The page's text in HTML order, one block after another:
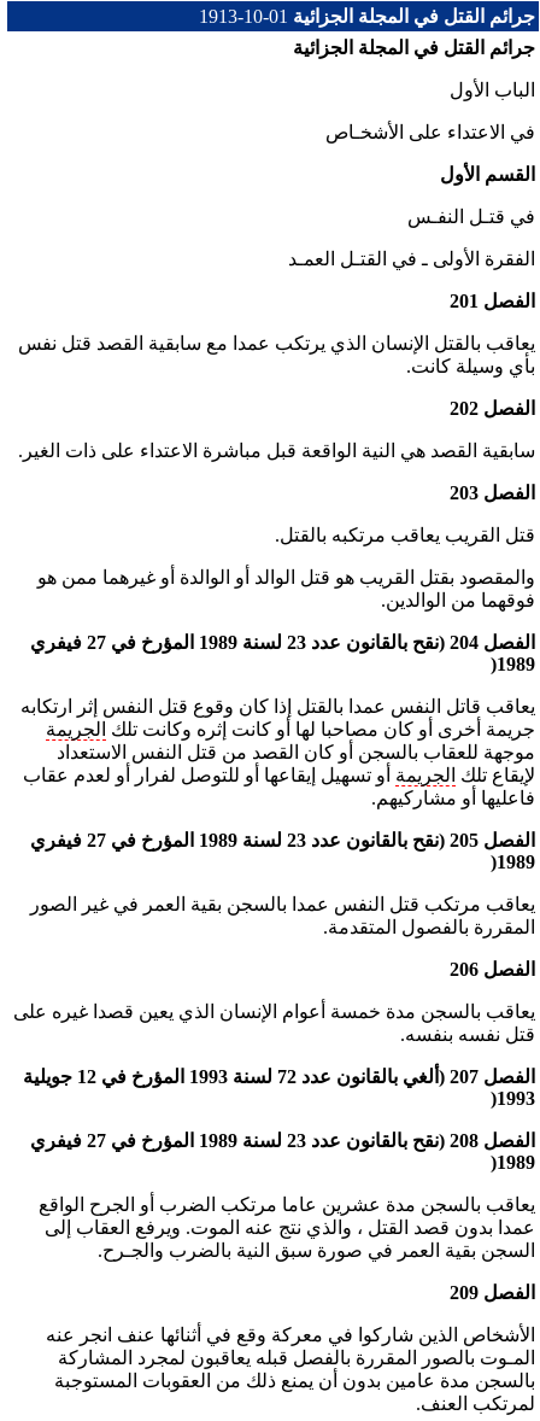
جرائم القتل في المجلة الجزائية 1913-10-01
جرائم القتل في المجلة الجزائية
الباب الأول
في الاعتداء على الأشخـاص
القسم الأول
في قتـل النفـس
الفقرة الأولى ـ في القتـل العمـد
الفصل 201
يعاقب بالقتل الإنسان الذي يرتكب عمدا مع سابقية القصد قتل نفس
بأي وسيلة كانت.
الفصل 202
سابقية القصد هي النية الواقعة قبل مباشرة الاعتداء على ذات الغير.
الفصل 203
قتل القريب يعاقب مرتكبه بالقتل.
والمقصود بقتل القريب هو قتل الوالد أو الوالدة أو غيرهما ممن هو
فوقهما من الوالدين.
الفصل 204 (نقح بالقانون عدد 23 لسنة 1989 المؤرخ في 27 فيفري
1989(
يعاقب قاتل النفس عمدا بالقتل إذا كان وقوع قتل النفس إثر ارتكابه
جريمة أخرى أو كان مصاحبا لها أو كانت إثره وكانت تلك الجريمة
موجهة للعقاب بالسجن أو كان القصد من قتل النفس الاستعداد
لإيقاع تلك الجريمة أو تسهيل إيقاعها أو للتوصل لفرار أو لعدم عقاب
فاعليها أو مشاركيهم.
الفصل 205 (نقح بالقانون عدد 23 لسنة 1989 المؤرخ في 27 فيفري
1989(
يعاقب مرتكب قتل النفس عمدا بالسجن بقية العمر في غير الصور
المقررة بالفصول المتقدمة.
الفصل 206
يعاقب بالسجن مدة خمسة أعوام الإنسان الذي يعين قصدا غيره على
قتل نفسه بنفسه.
الفصل 207 (ألغي بالقانون عدد 72 لسنة 1993 المؤرخ في 12 جويلية
1993(
الفصل 208 (نقح بالقانون عدد 23 لسنة 1989 المؤرخ في 27 فيفري
1989(
يعاقب بالسجن مدة عشرين عاما مرتكب الضرب أو الجرح الواقع
عمدا بدون قصد القتل ، والذي نتج عنه الموت. ويرفع العقاب إلى
السجن بقية العمر في صورة سبق النية بالضرب والجـرح.
الفصل 209
الأشخاص الذين شاركوا في معركة وقع في أثنائها عنف انجر عنه
المـوت بالصور المقررة بالفصل قبله يعاقبون لمجرد المشاركة
بالسجن مدة عامين بدون أن يمنع ذلك من العقوبات المستوجبة
لمرتكب العنف.